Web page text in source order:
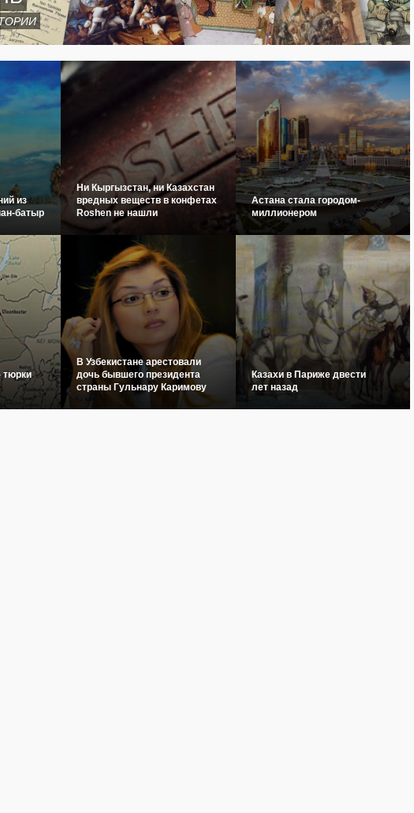
из
батыр
Ни Кыргызстан, ни Казахстан
вредных веществ в конфетах
Roshen не нашли
Астана стала городом-
миллионером
тюрки
В Узбекистане арестовали
дочь бывшего президента
страны Гульнару Каримову
Казахи в Париже двести
лет назад